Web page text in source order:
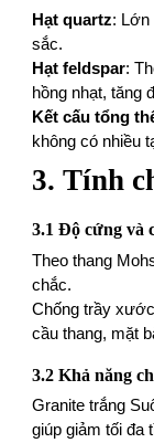
Hạt quartz: Lớn
sắc.
Hạt feldspar:
hồng nhạt, tăng
Kết cấu tổng
không có nhiều
3. Tính
3.1 Độ cứng và
Theo thang
chắc.
Chống trầy
cầu thang, mặt
3.2 Khả năng
Granite trắng
giúp giảm tối đa